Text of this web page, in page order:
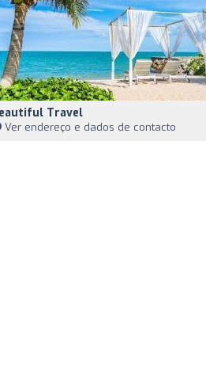
Travel
Ver endereço e dados de contacto